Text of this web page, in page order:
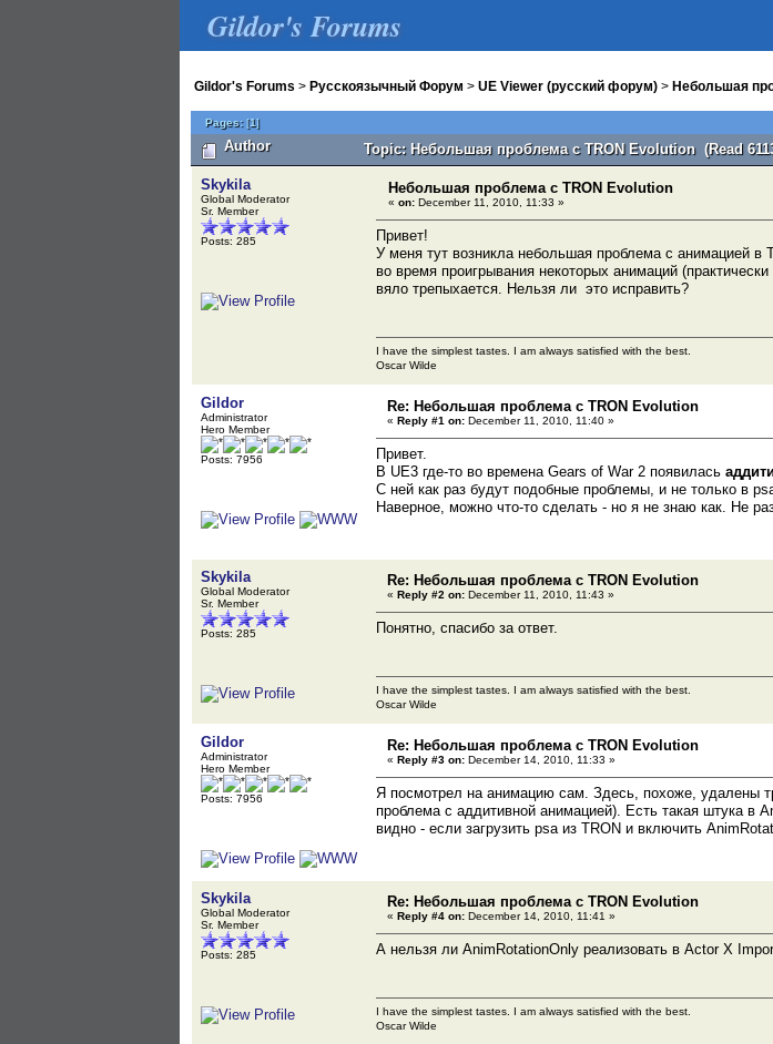
Gildor's Forums
Gildor's Forums > Русскоязычный Форум > UE Viewer (русский форум) > Небольшая
Pages:[1]
Author Topic: Небольшая проблема с TRON Evolution (Read
Skykila
Global Moderator
Sr. Member
Posts: 285
Небольшая проблема с TRON Evolution
« on: December 11, 2010, 11:33 »
Привет!
У меня тут возникла небольшая проблема с анимацией в
во время проигрывания некоторых анимаций
вяло трепыхается. Нельзя ли это исправить?
I have the simplest tastes. I am always satisfied with the best.
Oscar Wilde
Gildor
Administrator
Hero Member
Posts: 7956
Re: Небольшая проблема с TRON Evolution
« Reply #1 on: December 11, 2010, 11:40 »
Привет.
В UE3 где-то во времена Gears of War 2 появилась
С ней как раз будут подобные проблемы, и не только в
Наверное, можно что-то сделать - но я не знаю как. Не
Skykila
Global Moderator
Sr. Member
Posts: 285
Re: Небольшая проблема с TRON Evolution
« Reply #2 on: December 11, 2010, 11:43 »
Понятно, спасибо за ответ.
I have the simplest tastes. I am always satisfied with the best.
Oscar Wilde
Gildor
Administrator
Hero Member
Posts: 7956
Re: Небольшая проблема с TRON Evolution
« Reply #3 on: December 14, 2010, 11:33 »
Я посмотрел на анимацию сам. Здесь, похоже, удалены
проблема с аддитивной анимацией). Есть такая штука в
видно - если загрузить psa из TRON и включить
Skykila
Global Moderator
Sr. Member
Posts: 285
Re: Небольшая проблема с TRON Evolution
« Reply #4 on: December 14, 2010, 11:41 »
А нельзя ли AnimRotationOnly реализовать в Actor X
I have the simplest tastes. I am always satisfied with the best.
Oscar Wilde